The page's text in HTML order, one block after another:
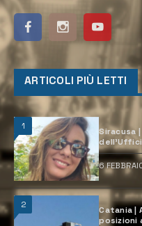
ARTICOLI PIÙ LETTI
1
Siracusa
6
2
Catania |
posizioni